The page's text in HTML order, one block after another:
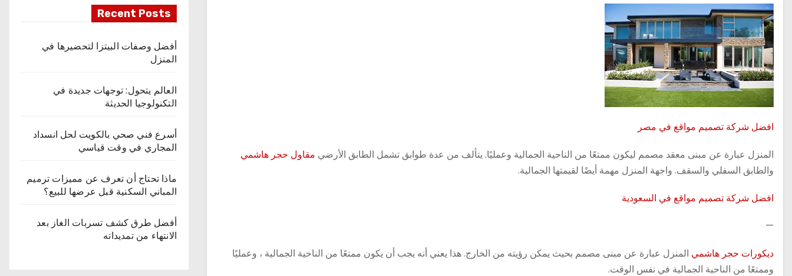
افضل شركة تصميم مواقع في مصر
المنزل عبارة عن مبنى معقد مصمم ليكون ممتعًا من الناحية الجمالية وعمليًا. يتألف من عدة طوابق تشمل الطابق الأرضي مقاول حجر هاشمي
والطابق السفلي والسقف. واجهة المنزل مهمة أيضًا لقيمتها الجمالية.
افضل شركة تصميم مواقع في السعودية
—
ديكورات حجر هاشمي المنزل عبارة عن مبنى مصمم بحيث يمكن رؤيته من الخارج. هذا يعني أنه يجب أن يكون ممتعًا من الناحية الجمالية ، وعمليًا
وممتعًا من الناحية الجمالية في نفس الوقت.
Recent Posts
أفضل وصفات البيتزا لتحضيرها في
المنزل
العالم يتحول: توجهات جديدة في
التكنولوجيا الحديثة
أسرع فني صحي بالكويت لحل انسداد
المجاري في وقت قياسي
ماذا تحتاج أن تعرف عن مميزات ترميم
المباني السكنية قبل عرضها للبيع؟
أفضل طرق كشف تسربات الغاز بعد
الانتهاء من تمديداته